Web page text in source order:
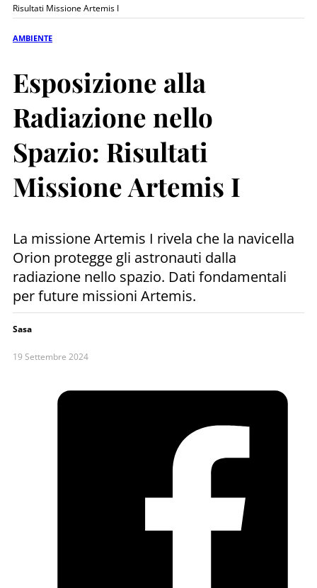
Risultati Missione Artemis I
AMBIENTE
Esposizione alla
Radiazione nello
Spazio: Risultati
Missione Artemis I
La missione Artemis I rivela che la navicella
Orion protegge gli astronauti dalla
radiazione nello spazio. Dati fondamentali
per future missioni Artemis.
Sasa
19 Settembre 2024